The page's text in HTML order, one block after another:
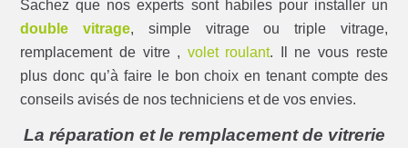
Sachez que nos experts sont habiles pour installer un
double vitrage, simple vitrage ou triple vitrage,
remplacement de vitre , volet roulant. Il ne vous reste
plus donc qu’à faire le bon choix en tenant compte des
conseils avisés de nos techniciens et de vos envies.
La réparation et le remplacement de vitrerie